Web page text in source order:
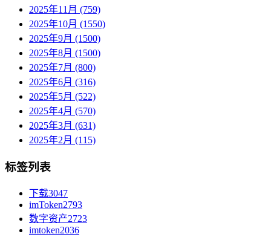
2025年11月 (759)
2025年10月 (1550)
2025年9月 (1500)
2025年8月 (1500)
2025年7月 (800)
2025年6月 (316)
2025年5月 (522)
2025年4月 (570)
2025年3月 (631)
2025年2月 (115)
标签列表
下载3047
imToken2793
数字资产2723
imtoken2036